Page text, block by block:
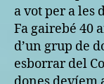
a vot per a les
Fa gairebé 40
d’un grup de
esborrar del